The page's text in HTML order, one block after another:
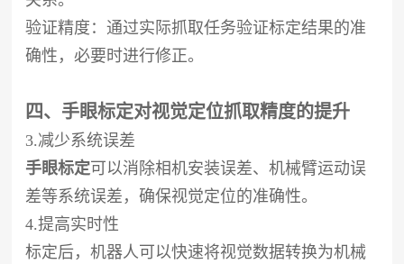
验证精度：通过实际抓取任务验证标定结果的准
确性，必要时进行修正。
四、手眼标定对视觉定位抓取精度的提升
3.减少系统误差
手眼标定可以消除相机安装误差、机械臂运动误
差等系统误差，确保视觉定位的准确性。
4.提高实时性
标定后，机器人可以快速将视觉数据转换为机械